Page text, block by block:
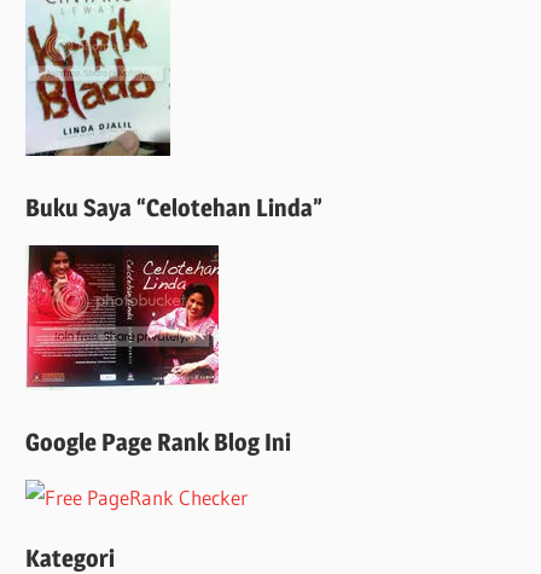
Buku Saya “Celotehan Linda”
Google Page Rank Blog Ini
Kategori